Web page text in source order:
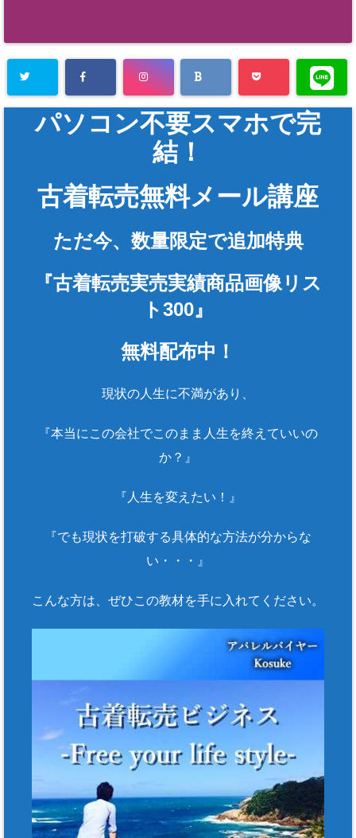
パソコン不要スマホで完
結！
古着転売無料メール講座
ただ今、数量限定で追加特典
『古着転売実売実績商品画像リス
ト300』
無料配布中！
現状の人生に不満があり、
『本当にこの会社でこのまま人生を終えていいの
か？』
『人生を変えたい！』
『でも現状を打破する具体的な方法が分からな
い・・・』
こんな方は、ぜひこの教材を手に入れてください。